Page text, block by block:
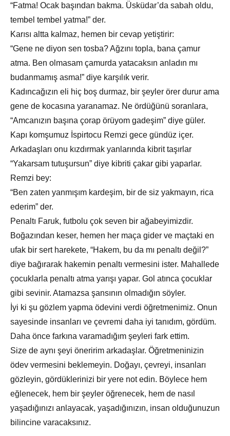
“Fatma! Ocak başından bakma. Üsküdar’da sabah oldu,
tembel tembel yatma!” der.
Karısı altta kalmaz, hemen bir cevap yetiştirir:
“Gene ne diyon sen tosba? Ağzını topla, bana çamur
atma. Ben olmasam çamurda yatacaksın anladın mı
budanmamış asma!” diye karşılık verir.
Kadıncağızın eli hiç boş durmaz, bir şeyler örer durur ama
gene de kocasına yaranamaz. Ne ördüğünü soranlara,
“Amcanızın başına çorap örüyom gadeşim” diye güler.
Kapı komşumuz İspirtocu Remzi gece gündüz içer.
Arkadaşları onu kızdırmak yanlarında kibrit taşırlar
“Yakarsam tutuşursun” diye kibriti çakar gibi yaparlar.
Remzi bey:
“Ben zaten yanmışım kardeşim, bir de siz yakmayın, rica
ederim” der.
Penaltı Faruk, futbolu çok seven bir ağabeyimizdir.
Boğazından keser, hemen her maça gider ve maçtaki en
ufak bir sert harekete, “Hakem, bu da mı penaltı değil?”
diye bağırarak hakemin penaltı vermesini ister. Mahallede
çocuklarla penaltı atma yarışı yapar. Gol atınca çocuklar
gibi sevinir. Atamazsa şansının olmadığın söyler.
İyi ki şu gözlem yapma ödevini verdi öğretmenimiz. Onun
sayesinde insanları ve çevremi daha iyi tanıdım, gördüm.
Daha önce farkına varamadığım şeyleri fark ettim.
Size de aynı şeyi öneririm arkadaşlar. Öğretmeninizin
ödev vermesini beklemeyin. Doğayı, çevreyi, insanları
gözleyin, gördüklerinizi bir yere not edin. Böylece hem
eğlenecek, hem bir şeyler öğrenecek, hem de nasıl
yaşadığınızı anlayacak, yaşadığınızın, insan olduğunuzun
bilincine varacaksınız.